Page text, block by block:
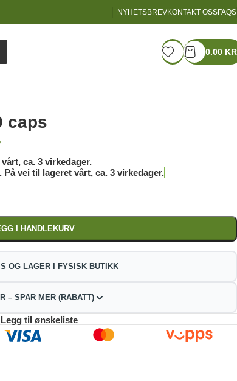
NYHETSBREVKONTAKT OSSFAQS
0.00 KR
caps
ca. 3 virkedager.
vei til lageret vårt, ca. 3 virkedager.
I HANDLEKURV
OG LAGER I FYSISK BUTIKK
– SPAR MER (RABATT)
5-9
kr
10+
148.33 kr
Legg til ønskeliste